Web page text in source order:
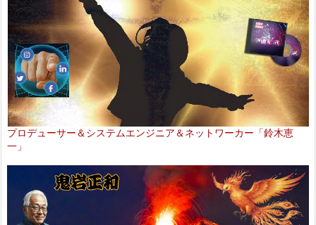
プロデューサー＆システムエンジニア＆ネットワーカー「鈴木恵
一」